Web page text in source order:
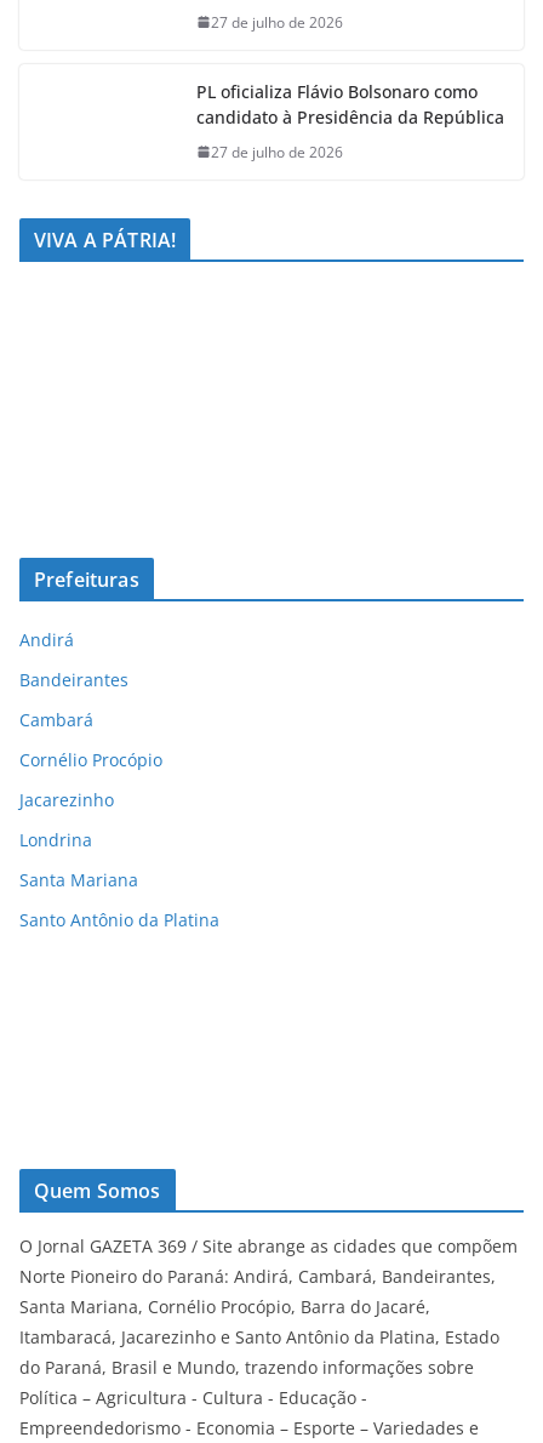
27 de julho de 2026
PL oficializa Flávio Bolsonaro como
candidato à Presidência da República
27 de julho de 2026
VIVA A PÁTRIA!
Prefeituras
Andirá
Bandeirantes
Cambará
Cornélio Procópio
Jacarezinho
Londrina
Santa Mariana
Santo Antônio da Platina
Quem Somos
O Jornal GAZETA 369 / Site abrange as cidades que compõem
Norte Pioneiro do Paraná: Andirá, Cambará, Bandeirantes,
Santa Mariana, Cornélio Procópio, Barra do Jacaré,
Itambaracá, Jacarezinho e Santo Antônio da Platina, Estado
do Paraná, Brasil e Mundo, trazendo informações sobre
Política – Agricultura - Cultura - Educação -
Empreendedorismo - Economia – Esporte – Variedades e